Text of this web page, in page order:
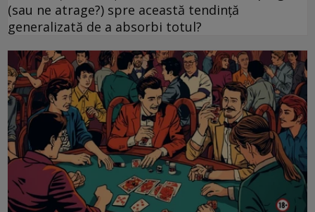
(sau ne atrage?) spre această tendință
generalizată de a absorbi totul?